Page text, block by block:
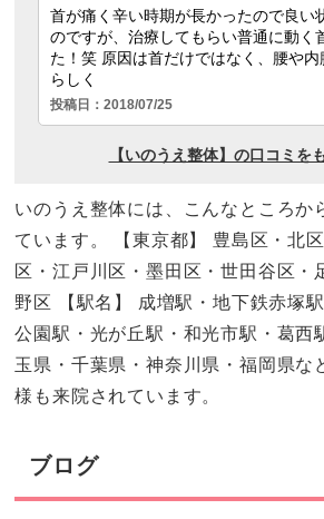
いのうえ整体には、こんなところか
ています。 【東京都】 豊島区・北
区・江戸川区・墨田区・世田谷区・
野区 【駅名】 成増駅・地下鉄赤塚
公園駅・光が丘駅・和光市駅・葛西
玉県・千葉県・神奈川県・福岡県な
様も来院されています。
ブログ